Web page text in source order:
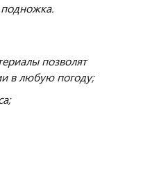
позволят
в любую погоду;